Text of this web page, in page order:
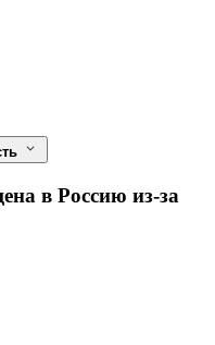
в Россию из-за